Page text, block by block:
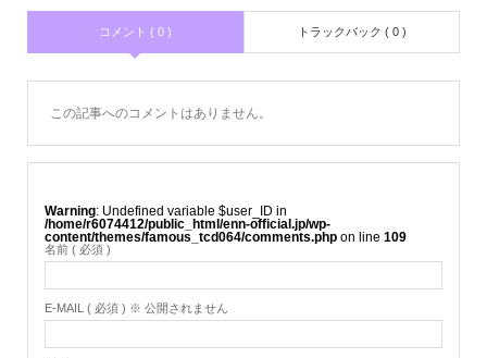
コメント ( 0 ) トラックバック ( 0 )
この記事へのコメントはありません。
Warning : Undefined variable $user_ID in
/home/r6074412/public_html/enn-official.jp/wp-
content/themes/famous_tcd064/comments.phpon line 109
名前 ( 必須 )
E-MAIL ( 必須 ) ※ 公開されません